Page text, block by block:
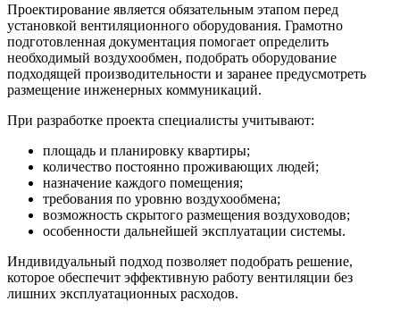
Проектирование является обязательным этапом перед
установкой вентиляционного оборудования. Грамотно
подготовленная документация помогает определить
необходимый воздухообмен, подобрать оборудование
подходящей производительности и заранее предусмотреть
размещение инженерных коммуникаций.
При разработке проекта специалисты учитывают:
площадь и планировку квартиры;
количество постоянно проживающих людей;
назначение каждого помещения;
требования по уровню воздухообмена;
возможность скрытого размещения воздуховодов;
особенности дальнейшей эксплуатации системы.
Индивидуальный подход позволяет подобрать решение,
которое обеспечит эффективную работу вентиляции без
лишних эксплуатационных расходов.